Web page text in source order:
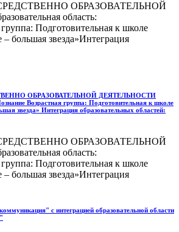
ОБРАЗОВАТЕЛЬНОЙ
область:
Подготовительная к школе
большая звезда»Интеграция
ОБРАЗОВАТЕЛЬНОЙ ДЕЯТЕЛЬНОСТИ
Возрастная группа: Подготовительная к школе
звезда» Интеграция образовательных областей:
ОБРАЗОВАТЕЛЬНОЙ
область:
Подготовительная к школе
большая звезда»Интеграция
с интеграцией образовательной области